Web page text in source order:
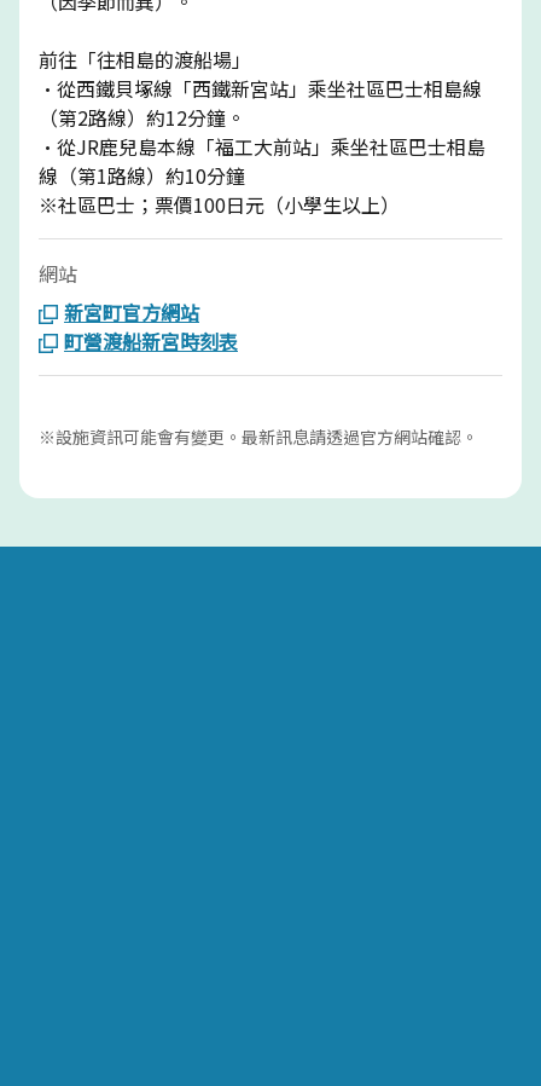
前往「往相島的渡船場」
·從西鐵貝塚線「西鐵新宮站」乘坐社區巴士相島線
（第2路線）約12分鐘。
·從JR鹿兒島本線「福工大前站」乘坐社區巴士相島
線（第1路線）約10分鐘
※社區巴士；票價100日元（小學生以上）
網站
新宮町官方網站
町營渡船新宮時刻表
※設施資訊可能會有變更。最新訊息請透過官方網站確認。